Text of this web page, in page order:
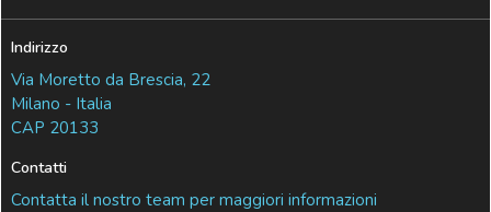
Indirizzo
Via Moretto da Brescia, 22
Milano - Italia
CAP 20133
Contatti
Contatta il nostro team per maggiori informazioni